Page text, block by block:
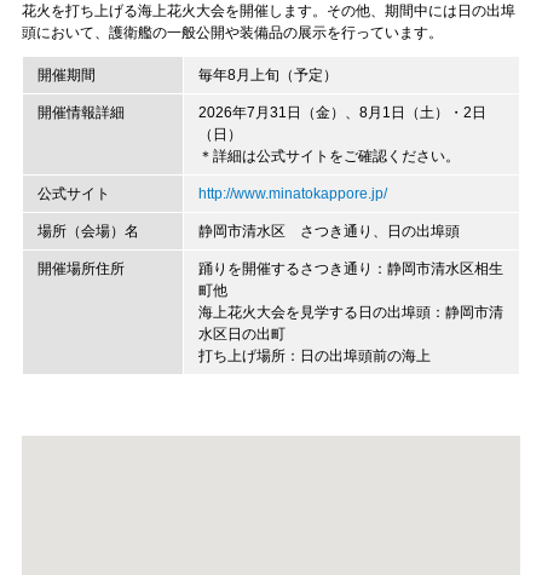
花火を打ち上げる海上花火大会を開催します。その他、期間中には日の出埠
頭において、護衛艦の一般公開や装備品の展示を行っています。
開催期間 毎年8月上旬（予定）
開催情報詳細
2026年7月31日（金）、8月1日（土）・2日
（日）
＊詳細は公式サイトをご確認ください。
公式サイト http://www.minatokappore.jp/
場所（会場）名 静岡市清水区 さつき通り、日の出埠頭
開催場所住所
踊りを開催するさつき通り：静岡市清水区相生
町他
海上花火大会を見学する日の出埠頭：静岡市清
水区日の出町
打ち上げ場所：日の出埠頭前の海上